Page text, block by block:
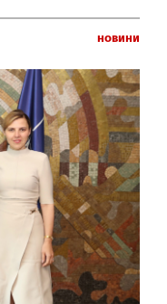
Новини